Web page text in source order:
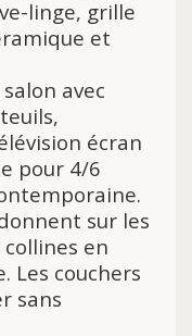
linge, grille
et
avec
écran
pour 4/6
sur les
en
Les couchers
sans